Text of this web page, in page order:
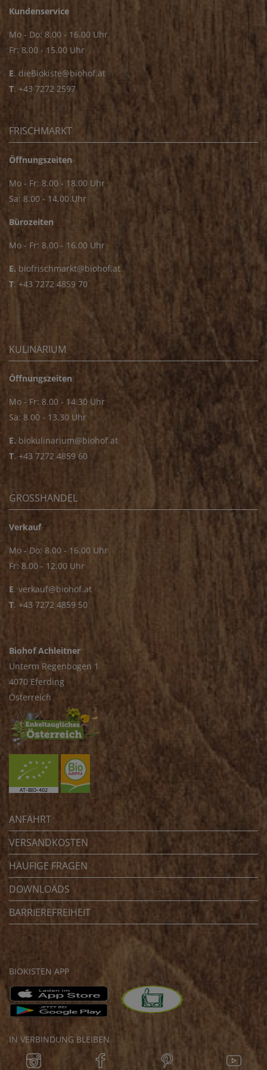
Kundenservice
Mo - Do: 8.00 - 16.00 Uhr
Fr: 8.00 - 15.00 Uhr
E. dieBiokiste@biohof.at
T. +43 7272 2597
FRISCHMARKT
Öffnungszeiten
Mo - Fr: 8.00 - 18.00 Uhr
Sa: 8.00 - 14.00 Uhr
Bürozeiten
Mo - Fr: 8.00 - 16.00 Uhr
E. biofrischmarkt@biohof.at
T. +43 7272 4859 70
KULINARIUM
Öffnungszeiten
Mo - Fr: 8.00 - 14.30 Uhr
Sa: 8.00 - 13.30 Uhr
E. biokulinarium@biohof.at
T. +43 7272 4859 60
GROSSHANDEL
Verkauf
Mo - Do: 8.00 - 16.00 Uhr
Fr: 8.00 - 12.00 Uhr
E. verkauf@biohof.at
T. +43 7272 4859 50
Biohof Achleitner
Unterm Regenbogen 1
4070 Eferding
Österreich
ANFAHRT
VERSANDKOSTEN
HÄUFIGE FRAGEN
DOWNLOADS
BARRIEREFREIHEIT
BIOKISTEN APP
IN VERBINDUNG BLEIBEN